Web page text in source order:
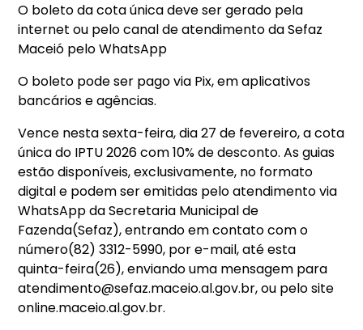
O boleto da cota única deve ser gerado pela
internet ou pelo canal de atendimento da Sefaz
Maceió pelo WhatsApp
O boleto pode ser pago via Pix, em aplicativos
bancários e agências.
Vence nesta sexta-feira, dia 27 de fevereiro, a cota
única do IPTU 2026 com 10% de desconto. As guias
estão disponíveis, exclusivamente, no formato
digital e podem ser emitidas pelo atendimento via
WhatsApp da Secretaria Municipal de
Fazenda(Sefaz), entrando em contato com o
número(82) 3312-5990, por e-mail, até esta
quinta-feira(26), enviando uma mensagem para
atendimento@sefaz.maceio.al.gov.br, ou pelo site
online.maceio.al.gov.br.